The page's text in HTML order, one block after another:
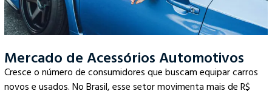
Mercado de Acessórios Automotivos
Cresce o número de consumidores que buscam equipar carros
novos e usados. No Brasil, esse setor movimenta mais de R$